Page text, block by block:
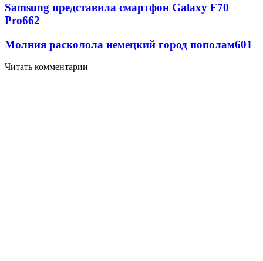
Samsung представила смартфон Galaxy F70
Pro662
Молния расколола немецкий город пополам601
Читать комментарии